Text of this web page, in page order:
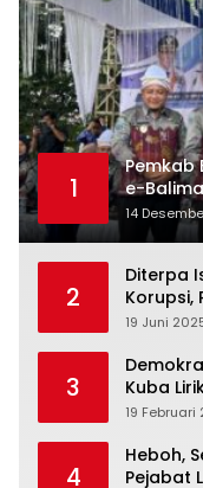
1
Pemkab
e-
Satu
14
2
Diterpa
Korupsi,
19 Juni
3
Kuba
19 Februari
4
Heboh,
Pejabat